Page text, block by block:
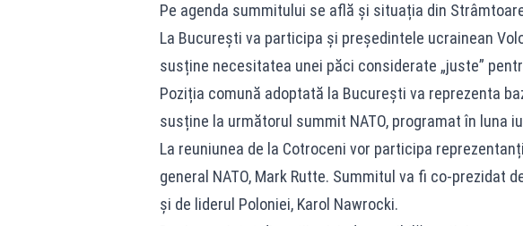
Pe agenda summitului se află și situația din
La București va participa și președintele ucrainean
susține necesitatea unei păci considerate „juste”
Poziția comună adoptată la București va reprezenta
susține la următorul summit NATO, programat în luna
La reuniunea de la Cotroceni vor participa
general NATO, Mark Rutte. Summitul va fi co-prezidat
și de liderul Poloniei, Karol Nawrocki.